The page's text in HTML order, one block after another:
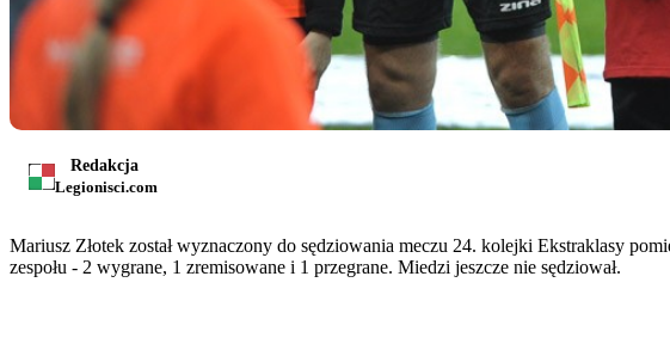
Redakcja
Legionisci.com
Mariusz Złotek został wyznaczony do sędziowania meczu 24. kolejki Ekstraklasy
zespołu - 2 wygrane, 1 zremisowane i 1 przegrane. Miedzi jeszcze nie sędziował.